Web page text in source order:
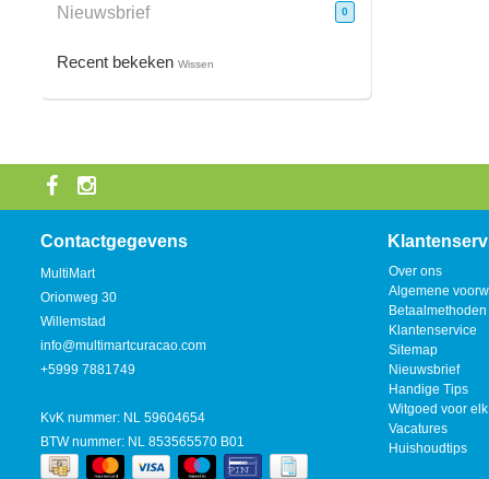
Nieuwsbrief 0
Recent bekeken Wissen
Contactgegevens
MultiMart
Orionweg 30
Willemstad
info@multimartcuracao.com
+5999 7881749
KvK nummer: NL 59604654
BTW nummer: NL 853565570 B01
Over ons
Algemene
Betaalmethoden
Klantenservice
Sitemap
Nieuwsbrief
Handige Tips
Witgoed voor
Vacatures
Huishoudtips